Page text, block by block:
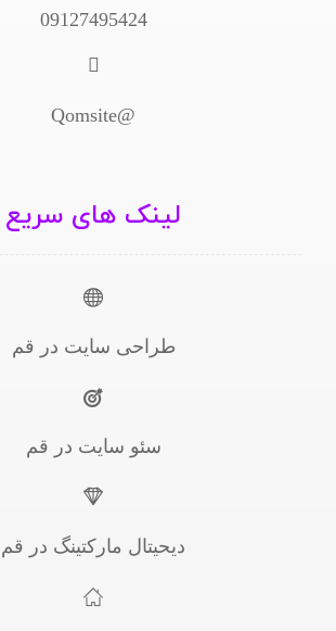
09127495424
@Qomsite
لینک های سریع
طراحی سایت در قم
سئو سایت در قم
دیحیتال مارکتینگ در قم